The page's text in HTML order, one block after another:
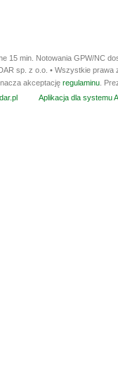
15 min. Notowania GPW/NC
sp. z o.o. • Wszystkie prawa
akceptację regulaminu .
Aplikacja dla systemu